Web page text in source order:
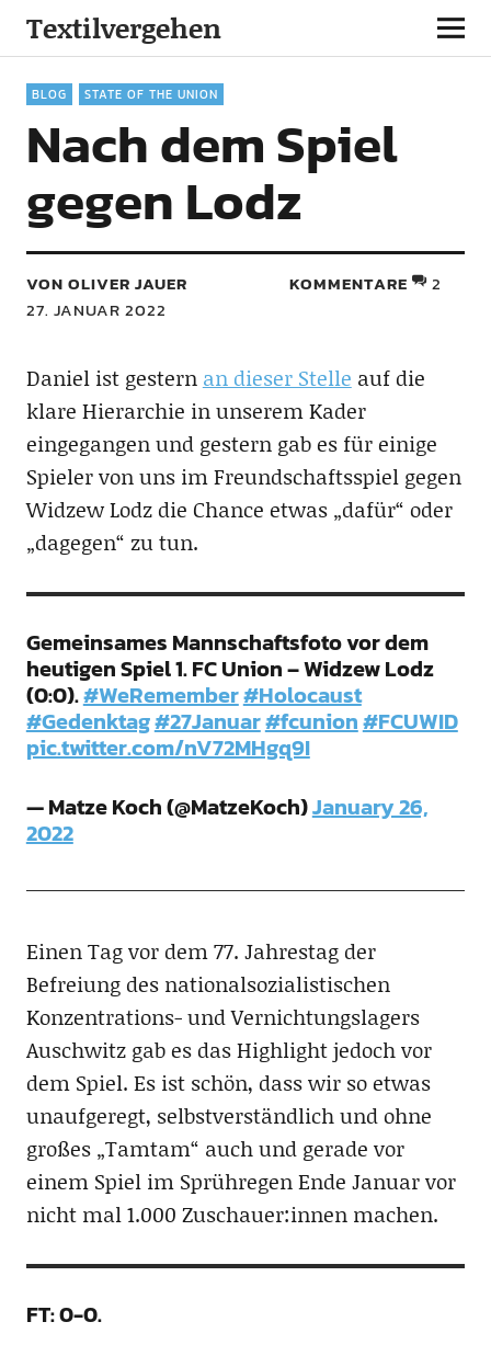
Textilvergehen
BLOG STATE OF THE UNION
Nach dem Spiel
gegen Lodz
VON OLIVER JAUER
27. JANUAR 2022
KOMMENTARE 2
Daniel ist gestern an dieser Stelle auf die
klare Hierarchie in unserem Kader
eingegangen und gestern gab es für einige
Spieler von uns im Freundschaftsspiel gegen
Widzew Lodz die Chance etwas „dafür“ oder
„dagegen“ zu tun.
Gemeinsames Mannschaftsfoto vor dem
heutigen Spiel 1. FC Union – Widzew Lodz
(0:0).#WeRemember#Holocaust
#Gedenktag#27Januar#fcunion#FCUWID
pic.twitter.com/nV72MHgq9I
— Matze Koch (@MatzeKoch)January 26,
2022
Einen Tag vor dem 77. Jahrestag der
Befreiung des nationalsozialistischen
Konzentrations- und Vernichtungslagers
Auschwitz gab es das Highlight jedoch vor
dem Spiel. Es ist schön, dass wir so etwas
unaufgeregt, selbstverständlich und ohne
großes „Tamtam“ auch und gerade vor
einem Spiel im Sprühregen Ende Januar vor
nicht mal 1.000 Zuschauer:innen machen.
FT: 0-0.